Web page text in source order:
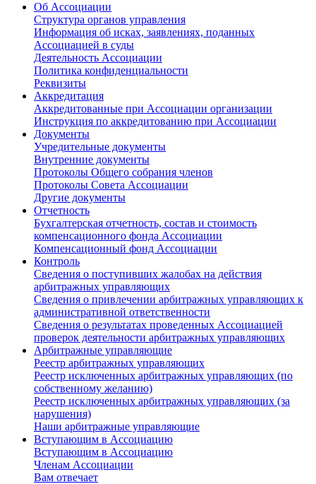
Об Ассоциации
Структура органов управления
Информация об исках, заявлениях, поданных
Ассоциацией в суды
Деятельность Ассоциации
Политика конфиденциальности
Реквизиты
Аккредитация
Аккредитованные при Ассоциации организации
Инструкция по аккредитованию при Ассоциации
Документы
Учредительные документы
Внутренние документы
Протоколы Общего собрания членов
Протоколы Совета Ассоциации
Другие документы
Отчетность
Бухгалтерская отчетность, состав и стоимость
компенсационного фонда Ассоциации
Компенсационный фонд Ассоциации
Контроль
Сведения о поступивших жалобах на действия
арбитражных управляющих
Сведения о привлечении арбитражных управляющих к
административной ответственности
Сведения о результатах проведенных Ассоциацией
проверок деятельности арбитражных управляющих
Арбитражные управляющие
Реестр арбитражных управляющих
Реестр исключенных арбитражных управляющих (по
собственному желанию)
Реестр исключенных арбитражных управляющих (за
нарушения)
Наши арбитражные управляющие
Вступающим в Ассоциацию
Вступающим в Ассоциацию
Членам Ассоциации
Вам отвечает